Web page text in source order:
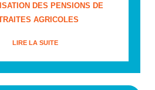
DES PENSIONS DE
AGRICOLES
LIRE LA SUITE